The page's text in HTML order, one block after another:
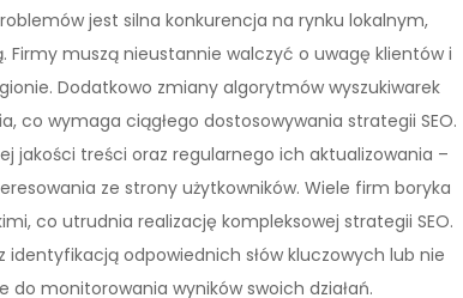
jest silna konkurencja na rynku lokalnym,
muszą nieustannie walczyć o uwagę klientów i
Dodatkowo zmiany algorytmów wyszukiwarek
co wymaga ciągłego dostosowywania strategii SEO.
jakości treści oraz regularnego ich aktualizowania –
ze strony użytkowników. Wiele firm boryka
co utrudnia realizację kompleksowej strategii SEO.
odpowiednich słów kluczowych lub nie
monitorowania wyników swoich działań.